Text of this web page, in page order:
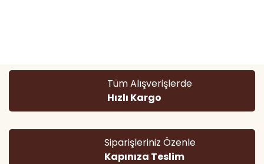
Ürün resmi kalitesiz, bozuk veya görüntülenemiyor.
Ürün açıklamasında eksik bilgiler bulunuyor.
Ürün bilgilerinde hatalar bulunuyor.
Bu ürüne benzer farklı alternatifler olmalı.
Tüm Alışverişlerde
Hızlı Kargo
Siparişleriniz Özenle
Kapınıza Teslim